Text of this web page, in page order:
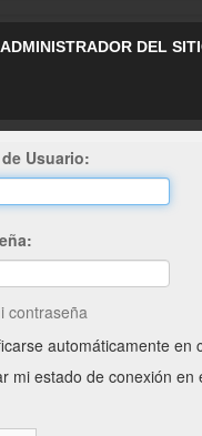
DEL
Usuario:
contraseña
automáticamente en
mi estado de conexión en